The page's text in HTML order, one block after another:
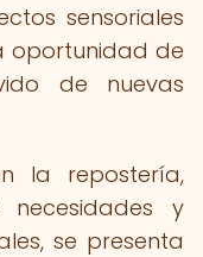
sensoriales
oportunidad de
de nuevas
la repostería,
necesidades y
se presenta